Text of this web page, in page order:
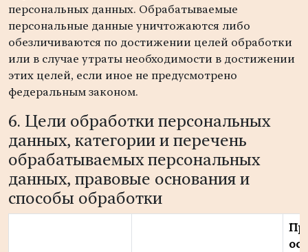
персональных данных. Обрабатываемые
персональные данные уничтожаются либо
обезличиваются по достижении целей обработки
или в случае утраты необходимости в достижении
этих целей, если иное не предусмотрено
федеральным законом.
6. Цели обработки персональных
данных, категории и перечень
обрабатываемых персональных
данных, правовые основания и
способы обработки